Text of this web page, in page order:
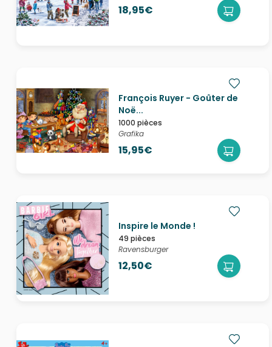
18,95€
François Ruyer - Goûter de
Noë...
1000 pièces
Grafika
15,95€
Inspire le Monde !
49 pièces
Ravensburger
12,50€